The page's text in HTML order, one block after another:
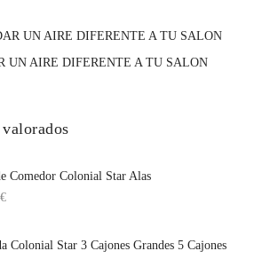
UN AIRE DIFERENTE A TU SALON
UN AIRE DIFERENTE A TU SALON
Comedor Colonial Star Alas
€
Colonial Star 3 Cajones Grandes 5 Cajones